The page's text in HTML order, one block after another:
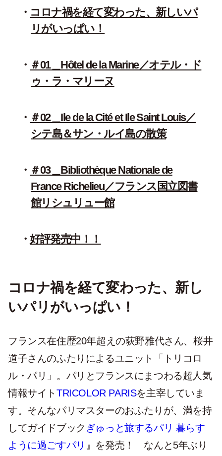
コロナ禍を経て変わった、新しいパ
リがいっぱい！
＃01＿Hôtel de la Marine／オテル・ド
ゥ・ラ・マリーヌ
＃02＿Ile de la Cité et Ile Saint Louis／
シテ島＆サン・ルイ島の散策
＃03＿Bibliothèque Nationale de
France Richelieu／フランス国立図書
館リシュリュー館
好評発売中！！
コロナ禍を経て変わった、新し
いパリがいっぱい！
フランス在住歴20年超えの荻野雅代さん、桜井
道子さんのふたりによるユニット「トリコロ
ル・パリ」。パリとフランスにまつわる超人気
情報サイト TRICOLOR PARISを主宰していま
す。そんなパリマスターのおふたりが、満を持
してガイドブック ぎゅっと旅するパリ 暮らす
ように過ごすパリ 』を発売！ なんと5年ぶり